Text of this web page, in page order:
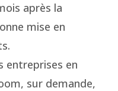
après la
mise en
entreprises en
sur demande,